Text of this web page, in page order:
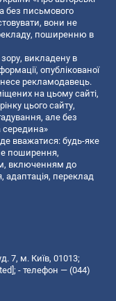
без письмового
вони не
поширенню в
викладену в
опублікованої
несе рекламодавець.
на цьому сайті,
цього сайту,
але без
середина»
вважатися: будь-яке
поширення,
включенням до
адаптація, переклад
7, м. Київ, 01013;
; - телефон — (044)